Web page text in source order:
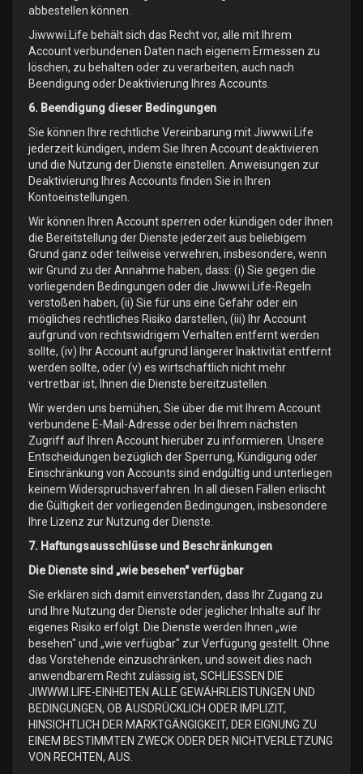
abbestellen können.
Jiwwwi.Life behält sich das Recht vor, alle mit Ihrem
Account verbundenen Daten nach eigenem Ermessen zu
löschen, zu behalten oder zu verarbeiten, auch nach
Beendigung oder Deaktivierung Ihres Accounts.
6. Beendigung dieser Bedingungen
Sie können Ihre rechtliche Vereinbarung mit Jiwwwi.Life
jederzeit kündigen, indem Sie Ihren Account deaktivieren
und die Nutzung der Dienste einstellen. Anweisungen zur
Deaktivierung Ihres Accounts finden Sie in Ihren
Kontoeinstellungen.
Wir können Ihren Account sperren oder kündigen oder Ihnen
die Bereitstellung der Dienste jederzeit aus beliebigem
Grund ganz oder teilweise verwehren, insbesondere, wenn
wir Grund zu der Annahme haben, dass: (i) Sie gegen die
vorliegenden Bedingungen oder die Jiwwwi.Life-Regeln
verstoßen haben, (ii) Sie für uns eine Gefahr oder ein
mögliches rechtliches Risiko darstellen, (iii) Ihr Account
aufgrund von rechtswidrigem Verhalten entfernt werden
sollte, (iv) Ihr Account aufgrund längerer Inaktivität entfernt
werden sollte, oder (v) es wirtschaftlich nicht mehr
vertretbar ist, Ihnen die Dienste bereitzustellen.
Wir werden uns bemühen, Sie über die mit Ihrem Account
verbundene E-Mail-Adresse oder bei Ihrem nächsten
Zugriff auf Ihren Account hierüber zu informieren. Unsere
Entscheidungen bezüglich der Sperrung, Kündigung oder
Einschränkung von Accounts sind endgültig und unterliegen
keinem Widerspruchsverfahren. In all diesen Fällen erlischt
die Gültigkeit der vorliegenden Bedingungen, insbesondere
Ihre Lizenz zur Nutzung der Dienste.
7. Haftungsausschlüsse und Beschränkungen
Die Dienste sind „wie besehen" verfügbar
Sie erklären sich damit einverstanden, dass Ihr Zugang zu
und Ihre Nutzung der Dienste oder jeglicher Inhalte auf Ihr
eigenes Risiko erfolgt. Die Dienste werden Ihnen „wie
besehen" und „wie verfügbar" zur Verfügung gestellt. Ohne
das Vorstehende einzuschränken, und soweit dies nach
anwendbarem Recht zulässig ist, SCHLIESSEN DIE
JIWWWI.LIFE-EINHEITEN ALLE GEWÄHRLEISTUNGEN UND
BEDINGUNGEN, OB AUSDRÜCKLICH ODER IMPLIZIT,
HINSICHTLICH DER MARKTGÄNGIGKEIT, DER EIGNUNG ZU
EINEM BESTIMMTEN ZWECK ODER DER NICHTVERLETZUNG
VON RECHTEN, AUS.